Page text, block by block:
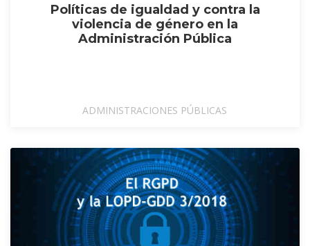
Políticas de igualdad y contra la
violencia de género en la
Administración Pública
ADMINISTRACIONES PÚBLICAS